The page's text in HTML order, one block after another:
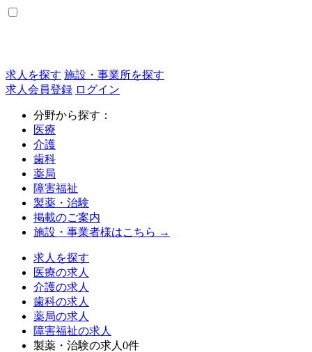
求人を探す 施設・事業所を探す
求人会員登録 ログイン
分野から探す：
医療
介護
歯科
薬局
障害福祉
製薬・治験
掲載のご案内
施設・事業者様はこちら →
求人を探す
医療の求人
介護の求人
歯科の求人
薬局の求人
障害福祉の求人
製薬・治験の求人 0件